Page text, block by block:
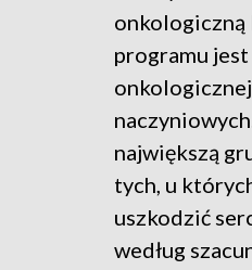
onkologiczną
programu
największą
tych, u
uszkodzić
według